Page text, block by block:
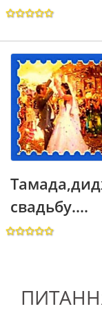
свадьбу....